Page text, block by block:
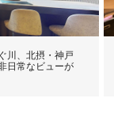
川、北摂・神戸
日常なビューが